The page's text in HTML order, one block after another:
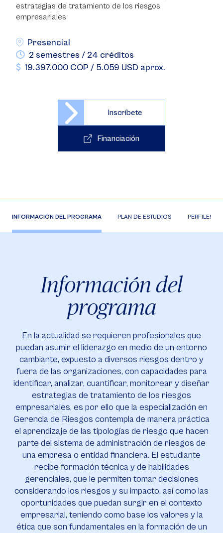
estrategias de tratamiento de los riesgos
empresariales
2 semestres / 24 créditos
Presencial
19.397.000 COP / 5.059 USD aprox.
Inscríbete
Financiación
INFORMACIÓN DEL PROGRAMA PLAN DE ESTUDIOS PERFILES
Información del
programa
En la actualidad se requieren profesionales que
puedan asumir el liderazgo en medio de un entorno
cambiante, expuesto a diversos riesgos dentro y
fuera de las organizaciones, con capacidades para
identificar, analizar, cuantificar, monitorear y diseñar
estrategias de tratamiento de los riesgos
empresariales, es por ello que la especialización en
Gerencia de Riesgos contempla de manera práctica
el aprendizaje de las tipologías de riesgo que hacen
parte del sistema de administración de riesgos de
una empresa o entidad financiera. El estudiante
recibe formación técnica y de habilidades
gerenciales, que le permiten tomar decisiones
considerando los riesgos y su impacto, así como las
oportunidades que puedan surgir en el contexto
empresarial, teniendo como base los valores y la
ética que son fundamentales en la formación de un